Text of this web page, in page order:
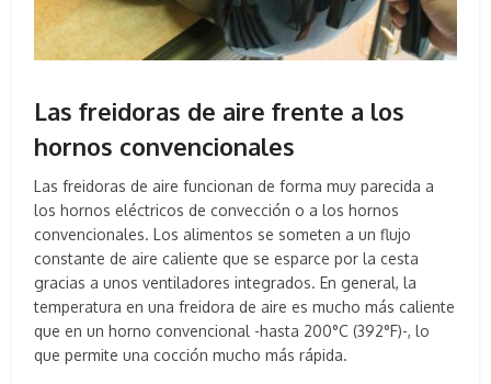
Las freidoras de aire frente a los
hornos convencionales
Las freidoras de aire funcionan de forma muy parecida a
los hornos eléctricos de convección o a los hornos
convencionales. Los alimentos se someten a un flujo
constante de aire caliente que se esparce por la cesta
gracias a unos ventiladores integrados. En general, la
temperatura en una freidora de aire es mucho más caliente
que en un horno convencional -hasta 200°C (392°F)-, lo
que permite una cocción mucho más rápida.